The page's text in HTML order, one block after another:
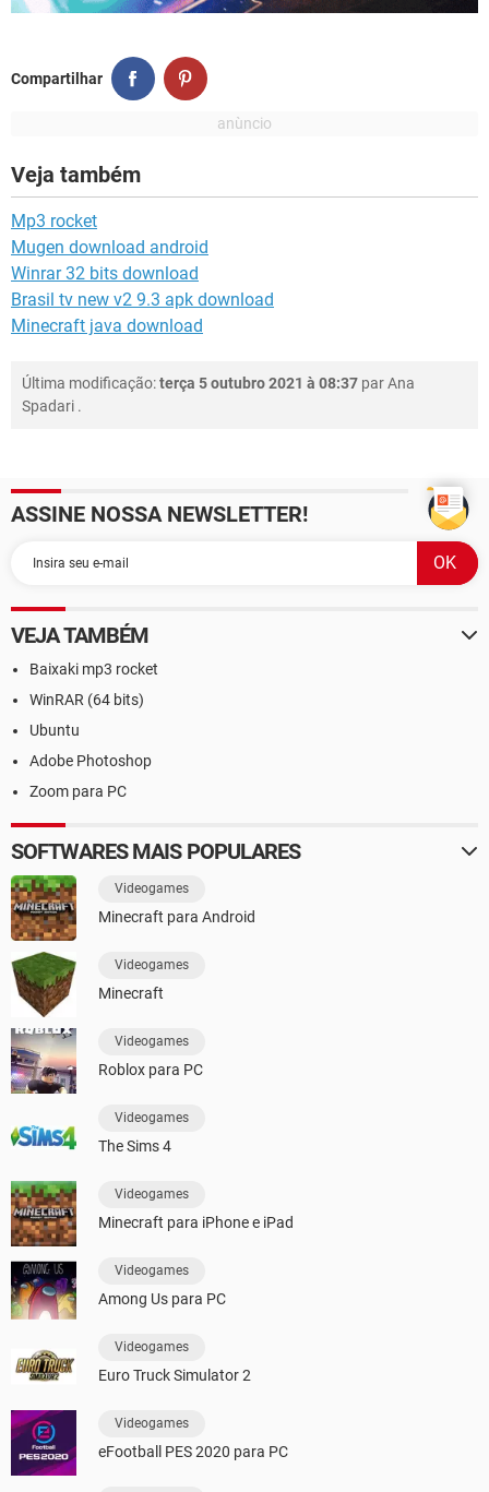
Compartilhar
Veja também
Mp3 rocket
Mugen download android
Winrar 32 bits download
Brasil tv new v2 9.3 apk download
Minecraft java download
Última modificação:terça 5 outubro 2021 à 08:37 parAna
Spadari .
ASSINE NOSSA NEWSLETTER!
VEJA TAMBÉM
Baixaki mp3 rocket
WinRAR (64 bits)
Ubuntu
Adobe Photoshop
Zoom para PC
SOFTWARES MAIS POPULARES
Videogames
Minecraft para Android
Videogames
Minecraft
Videogames
Roblox para PC
Videogames
The Sims 4
Videogames
Minecraft para iPhone e iPad
Videogames
Among Us para PC
Videogames
Euro Truck Simulator 2
Videogames
eFootball PES 2020 para PC